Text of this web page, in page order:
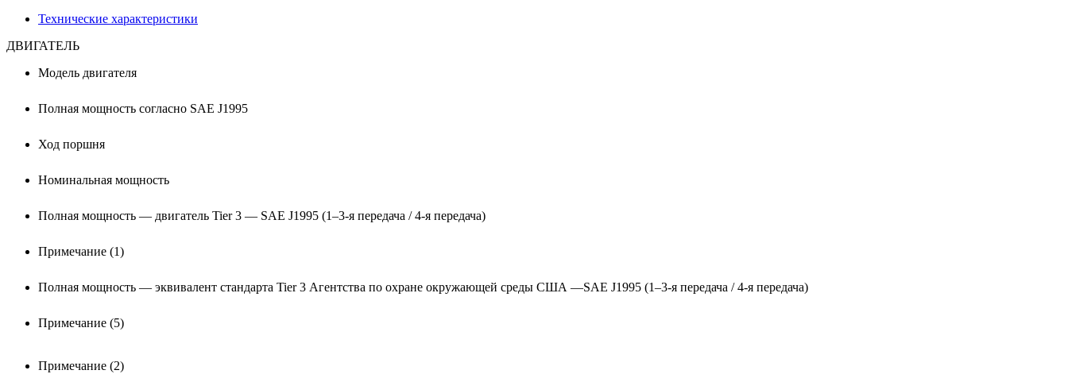
Технические характеристики
ДВИГАТЕЛЬ
Модель двигателя
Полная мощность согласно SAE J1995
Ход поршня
Номинальная мощность
Полная мощность — двигатель Tier 3 — SAE J1995 (1–3-я передача / 4-я передача)
Примечание (1)
Полная мощность — эквивалент стандарта Tier 3 Агентства по охране окружающей среды США —SAE J1995 (1–3-я передача / 4-я передача)
Примечание (5)
Примечание (2)